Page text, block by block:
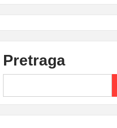
Pretraga